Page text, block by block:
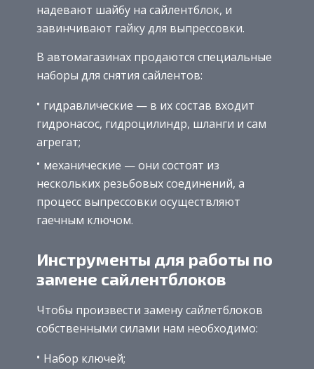
надевают шайбу на сайлентблок, и
завинчивают гайку для выпрессовки.
В автомагазинах продаются специальные
наборы для снятия сайлентов:
гидравлические — в их состав входит
гидронасос, гидроцилиндр, шланги и сам
агрегат;
механические — они состоят из
нескольких резьбовых соединений, а
процесс выпрессовки осуществляют
гаечным ключом.
Инструменты для работы по
замене сайлентблоков
Чтобы произвести замену сайлетблоков
собственными силами нам необходимо:
Набор ключей;